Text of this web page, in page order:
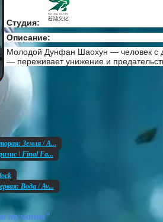
Студия:
Описание:
Молодой Дунфан Шаохун — человек с
— переживает унижение и
Земля / A...
\ Final Fa...
Вода / Av...
туманов"